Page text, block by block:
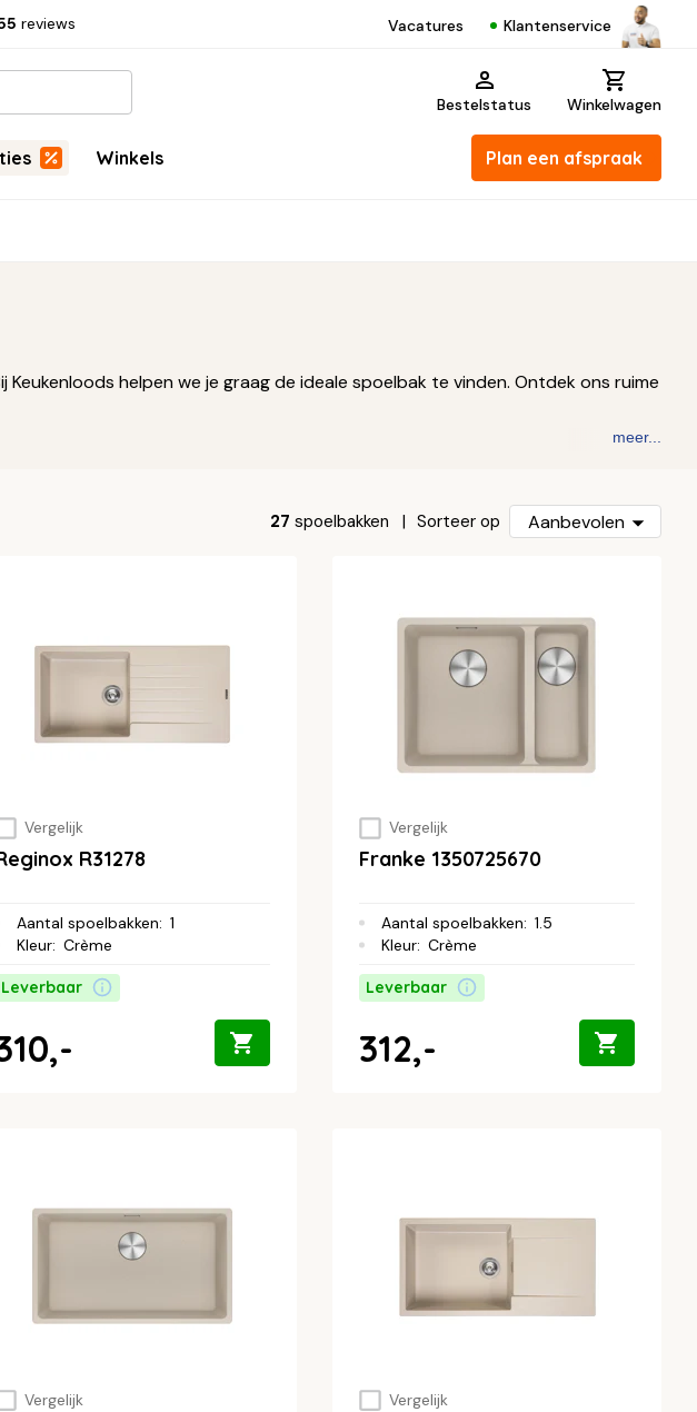
reviews Vacatures Klantenservice
Bestelstatus Winkelwagen
Winkels Plan een afspraak
helpen we je graag de ideale spoelbak te vinden. Ontdek ons ruime
meer...
27 spoelbakken Sorteer op Aanbevolen
Vergelijk
R31278
Aantal spoelbakken: 1
Kleur: Crème
Leverbaar
Vergelijk
Franke 1350725670
Aantal spoelbakken: 1.5
Kleur: Crème
Leverbaar
312,-
Vergelijk Vergelijk